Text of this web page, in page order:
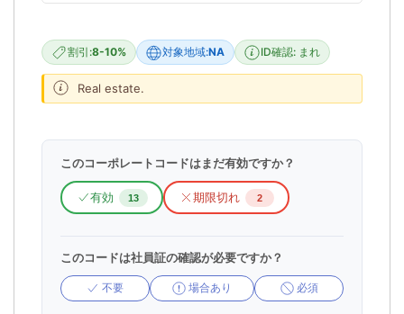
割引:8-10% 対象地域:NA ID確認: まれ
Real estate.
このコーポレートコードはまだ有効ですか？
有効 13 期限切れ 2
このコードは社員証の確認が必要ですか？
不要 場合あり 必須